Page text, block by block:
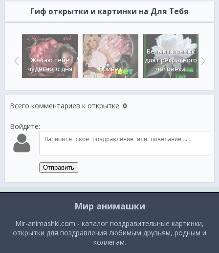
Гиф открытки и картинки на Для Тебя
Желаю тебе
чудесного дня
Привет
Белый пиончик
для прекрасного
человека
Всего комментариев к открытке: 0
Войдите:
Отправить
Мир анимашки
Mir-animashki.com - каталог поздравительные картинки,
открытки для поздравления любимым друзьям, родным и
коллегам.